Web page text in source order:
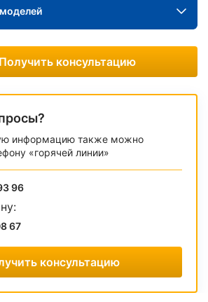
Получить консультацию
информацию также можно
«горячей линии»
96
67
консультацию